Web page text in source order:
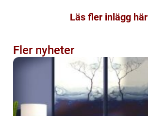
Läs fler inlägg här
Fler nyheter